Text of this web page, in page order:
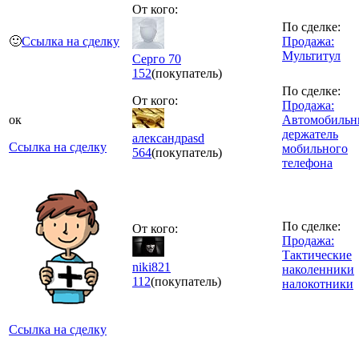
🙂Ссылка на сделку
От кого:
Серго 70
152(покупатель)
По сделке:
Продажа:
Мультитул
ок
Ссылка на сделку
От кого:
александрasd
564(покупатель)
По сделке:
Продажа:
держатель
мобильного
телефона
Ссылка на сделку
От кого:
niki821
112(покупатель)
По сделке:
Продажа:
Тактические
наколенники
налокотники